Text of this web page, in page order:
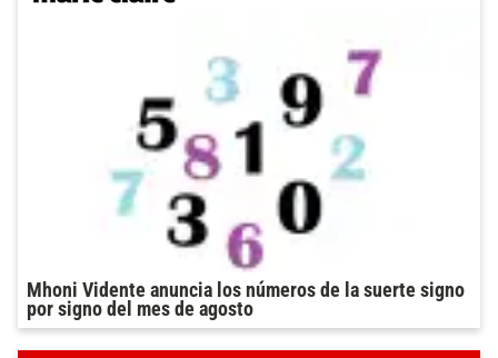
Mhoni Vidente anuncia los números de la suerte signo
por signo del mes de agosto